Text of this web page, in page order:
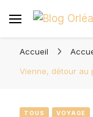
Accueil
Vienne, détour au
TOUS VOYAGE